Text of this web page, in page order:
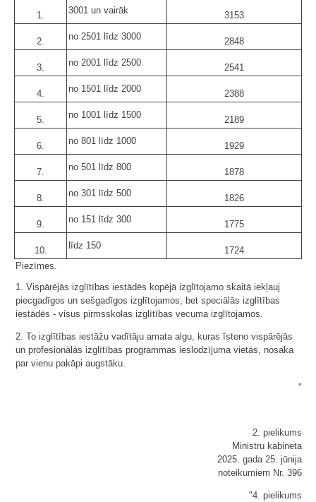
1. 3001 un vairāk 3153
2. no 2501 līdz 3000 2848
3. no 2001 līdz 2500 2541
4. no 1501 līdz 2000 2388
5. no 1001 līdz 1500 2189
6. no 801 līdz 1000 1929
7. no 501 līdz 800 1878
8. no 301 līdz 500 1826
9. no 151 līdz 300 1775
10. līdz 150
1724
Piezīmes.
1. Vispārējās izglītības iestādēs kopējā izglītojamo skaitā iekļauj
piecgadīgos un sešgadīgos izglītojamos, bet speciālās izglītības
iestādēs - visus pirmsskolas izglītības vecuma izglītojamos.
2. To izglītības iestāžu vadītāju amata algu, kuras īsteno vispārējās
un profesionālās izglītības programmas ieslodzījuma vietās, nosaka
par vienu pakāpi augstāku.
"
2. pielikums
Ministru kabineta
2025. gada 25. jūnija
noteikumiem Nr. 396
"4. pielikums